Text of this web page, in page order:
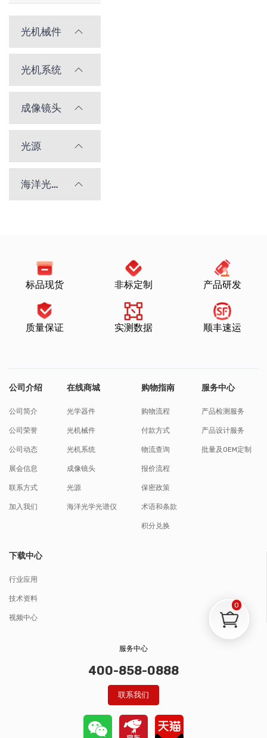
光机械件
光机系统
成像镜头
光源
海洋光学光谱仪
标品现货 非标定制 产品研发
质量保证 实测数据 顺丰速运
公司介绍
公司简介
公司荣誉
公司动态
展会信息
联系方式
加入我们
在线商城
光学器件
光机械件
光机系统
成像镜头
光源
海洋光学光谱仪
购物指南
购物流程
付款方式
物流查询
报价流程
保密政策
术语和条款
积分兑换
服务中心
产品检测服务
产品设计服务
批量及OEM定制
下载中心
行业应用
技术资料
视频中心
服务中心
400-858-0888
联系我们
0